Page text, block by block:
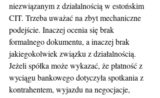
niezwiązanym z działalnością w estońskim
CIT. Trzeba uważać na zbyt mechaniczne
podejście. Inaczej ocenia się brak
formalnego dokumentu, a inaczej brak
jakiegokolwiek związku z działalnością.
Jeżeli spółka może wykazać, że płatność z
wyciągu bankowego dotyczyła spotkania z
kontrahentem, wyjazdu na negocjacje,